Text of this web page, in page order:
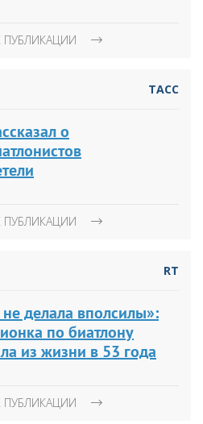
ПУБЛИКАЦИИ
ТАСС
о
ПУБЛИКАЦИИ
RT
делала вполсилы»:
по биатлону
из жизни в 53 года
ПУБЛИКАЦИИ